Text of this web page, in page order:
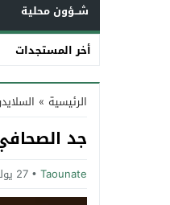
شــؤون محلية
أخر المستجدات
الرئيسية »
جد
Taounate 27 يوليو 2025